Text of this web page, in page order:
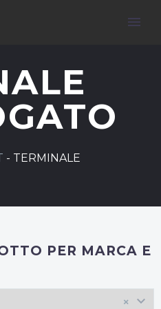
- TERMINALE
PER MARCA E
×